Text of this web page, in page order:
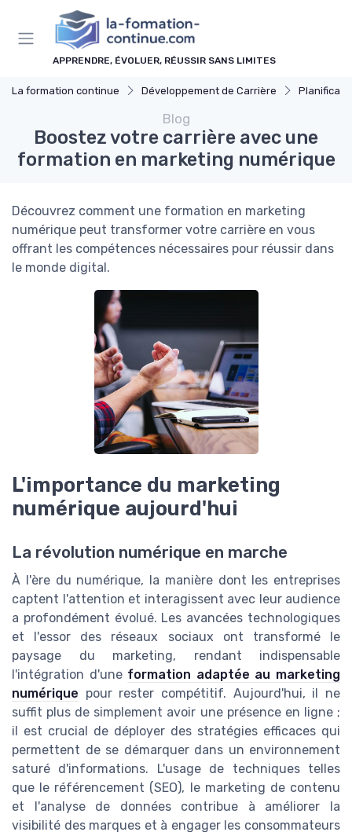
APPRENDRE, ÉVOLUER, RÉUSSIR SANS LIMITES
La formation continue Développement de Carrière
Blog
Boostez votre carrière avec une
formation en marketing numérique
Découvrez comment une formation en marketing
numérique peut transformer votre carrière en vous
offrant les compétences nécessaires pour réussir dans
le monde digital.
L'importance du marketing
numérique aujourd'hui
La révolution numérique en marche
À l'ère du numérique, la manière dont les entreprises
captent l'attention et interagissent avec leur audience
a profondément évolué. Les avancées technologiques
et l'essor des réseaux sociaux ont transformé le
paysage du marketing, rendant indispensable
l'intégration d'une formation adaptée au marketing
numérique pour rester compétitif. Aujourd'hui, il ne
suffit plus de simplement avoir une présence en ligne ;
il est crucial de déployer des stratégies efficaces qui
permettent de se démarquer dans un environnement
saturé d'informations. L'usage de techniques telles
que le référencement (SEO), le marketing de contenu
et l'analyse de données contribue à améliorer la
visibilité des marques et à engager les consommateurs
Panneau de gestion des cookies